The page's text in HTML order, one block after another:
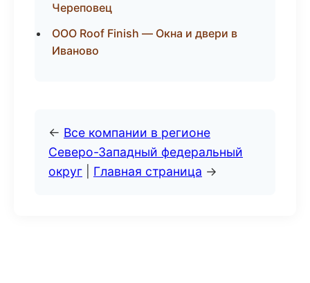
Череповец
ООО Roof Finish — Окна и двери в
Иваново
← Все компании в регионе
Северо-Западный федеральный
округ
Главная страница →